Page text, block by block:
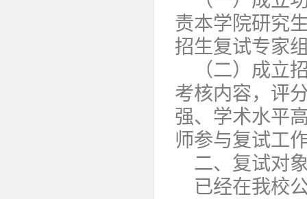
责本学院研究
招生复试专家
（二）成立
考核内容，评
强、学术水平
师参与复试工
二、复试对
已经在我校